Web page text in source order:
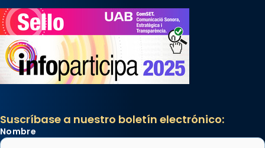
Suscríbase a nuestro boletín electrónico:
Nombre